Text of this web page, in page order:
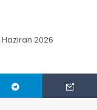
Haziran 2026